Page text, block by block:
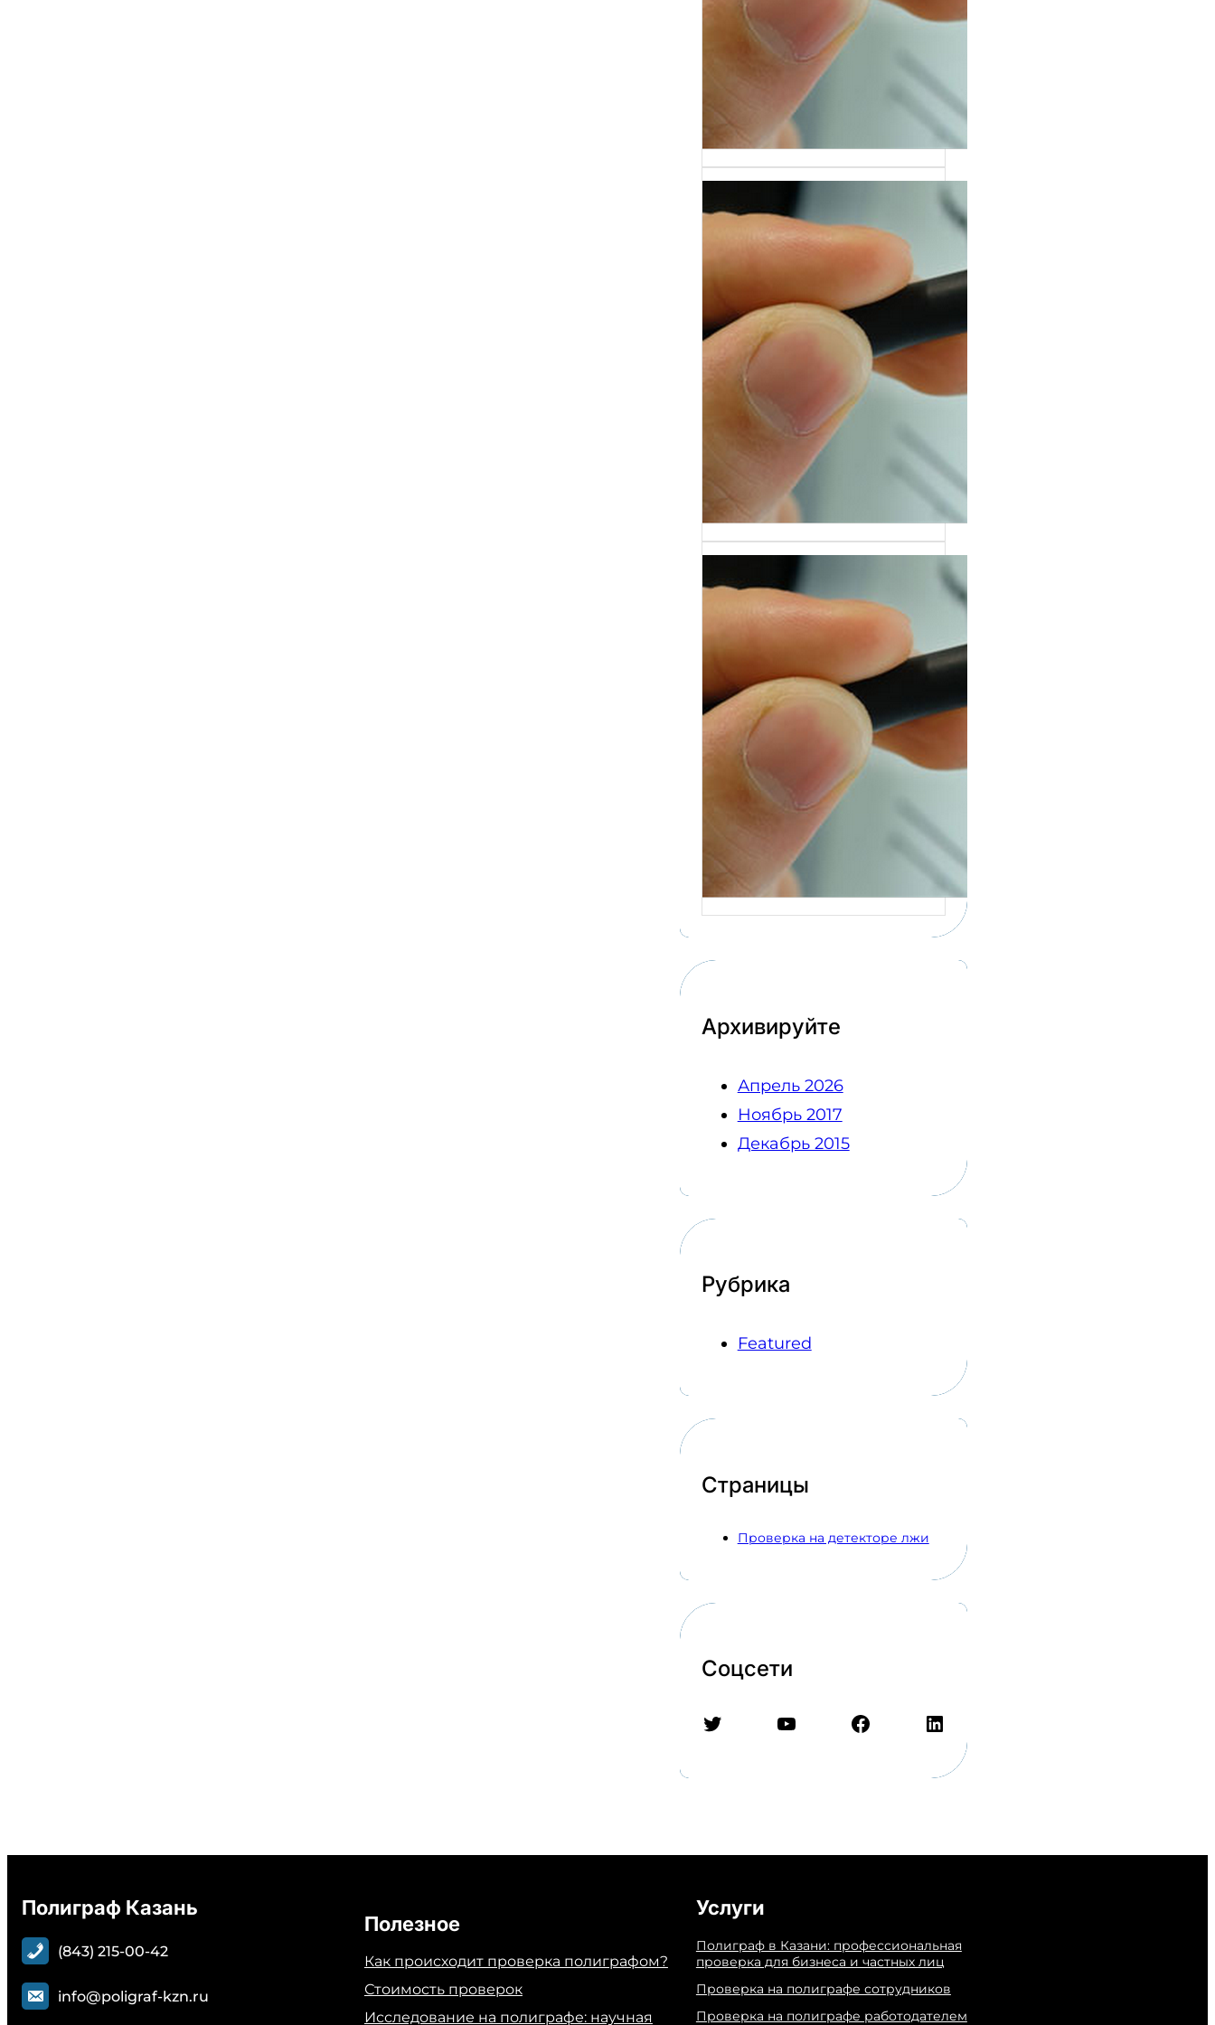
и частных лиц
В современном мире,
где доверие
становится одной из
главных ценностей,…
Исследование на
полиграфе: научная
основа и
практическое
применение
Термин «исследование
на полиграфе» точнее
отражает суть
процедуры, чем
разговорное…
Какие вопросы
задают на детекторе
лжи: от теории к
Один из самых частых
вопросов у людей,
готовящихся к
проверке…
Архивируйте
Апрель 2026
Ноябрь 2017
Декабрь 2015
Рубрика
Featured
Страницы
Проверка на детекторе лжи
Соцсети
Twitter YouTube Facebook LinkedIn
Полиграф Казань
(843) 215-00-42
info@poligraf-kzn.ru
Полезное
Как происходит проверка полиграфом?
Стоимость проверок
Исследование на полиграфе: научная
Услуги
Полиграф в Казани: профессиональная
проверка для бизнеса и частных лиц
Проверка на полиграфе сотрудников
Проверка на полиграфе работодателем